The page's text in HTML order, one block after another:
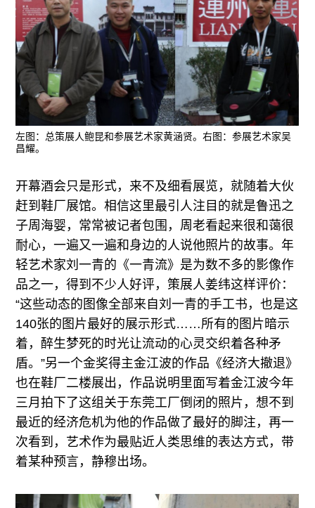
左图：总策展人鲍昆和参展艺术家黄涵贤。右图：参展艺术家吴
昌耀。
开幕酒会只是形式，来不及细看展览，就随着大伙
赶到鞋厂展馆。相信这里最引人注目的就是鲁迅之
子周海婴，常常被记者包围，周老看起来很和蔼很
耐心，一遍又一遍和身边的人说他照片的故事。年
轻艺术家刘一青的《一青流》是为数不多的影像作
品之一，得到不少人好评，策展人姜纬这样评价：
“这些动态的图像全部来自刘一青的手工书，也是这
140张的图片最好的展示形式……所有的图片暗示
着，醉生梦死的时光让流动的心灵交织着各种矛
盾。”另一个金奖得主金江波的作品《经济大撤退》
也在鞋厂二楼展出，作品说明里面写着金江波今年
三月拍下了这组关于东莞工厂倒闭的照片，想不到
最近的经济危机为他的作品做了最好的脚注，再一
次看到，艺术作为最贴近人类思维的表达方式，带
着某种预言，静穆出场。